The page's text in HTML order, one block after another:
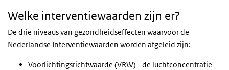
Welke interventiewaarden zijn er?
De drie niveaus van gezondheidseffecten waarvoor de
Nederlandse Interventiewaarden worden afgeleid zijn:
Voorlichtingsrichtwaarde (VRW) - de luchtconcentratie